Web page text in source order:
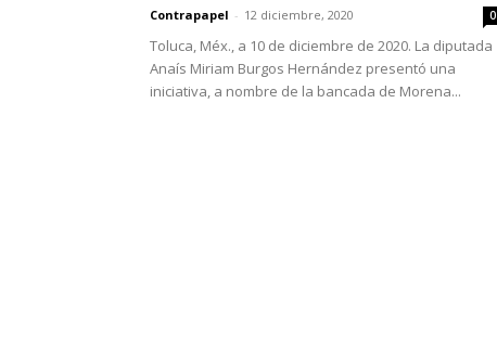
Contrapapel - 12 diciembre, 2020 0
Toluca, Méx., a 10 de diciembre de 2020. La diputada
Anaís Miriam Burgos Hernández presentó una
iniciativa, a nombre de la bancada de Morena...